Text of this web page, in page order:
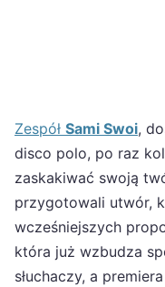
Zespół Sami Swoi,
disco polo, po raz
zaskakiwać swoją
przygotowali utwór,
wcześniejszych
która już wzbudza
słuchaczy, a